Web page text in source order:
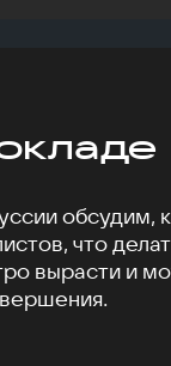
обсудим,
что
вырасти и